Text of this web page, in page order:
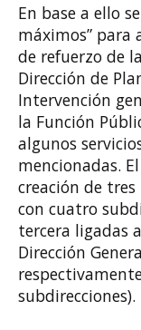
En base a ello
máximos” para
de refuerzo de
Dirección de
Intervención
la Función
algunos
mencionadas.
creación de
con cuatro
tercera ligadas
Dirección
subdirecciones).